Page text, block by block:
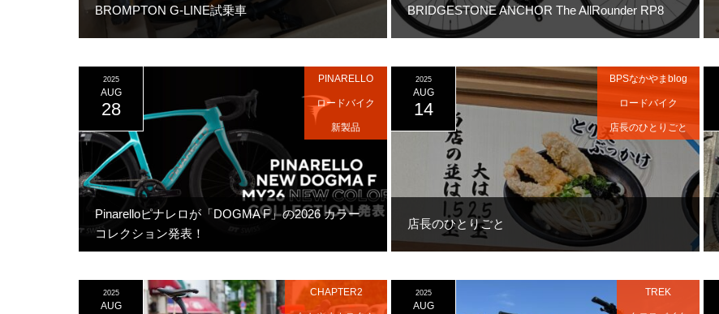
BROMPTON G-LINE試乗車 BRIDGESTONE ANCHOR The AllRounder RP8
Pinarelloピナレロが「DOGMA F」の2026 カラー
コレクション発表！
2025
AUG
28
PINARELLO
ロードバイク
新製品
店長のひとりごと
2025
AUG
14
BPSなかやまblog
ロードバイク
店長のひとりごと
2025
AUG
CHAPTER2 2025
AUG
TREK